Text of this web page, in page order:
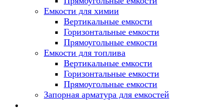
Емкости для химии
Вертикальные емкости
Горизонтальные емкости
Прямоугольные емкости
Емкоcти для топлива
Вертикальные емкости
Горизонтальные емкости
Прямоугольные емкости
Запорная арматура для емкостей